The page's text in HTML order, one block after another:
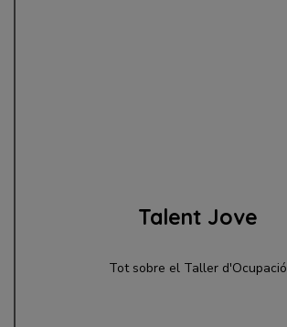
Talent Jove
Tot sobre el Taller d'Ocupació